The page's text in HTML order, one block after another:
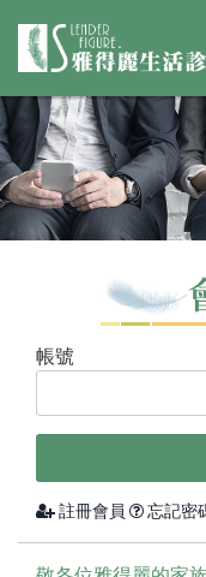
帳號
註冊會員 忘記密